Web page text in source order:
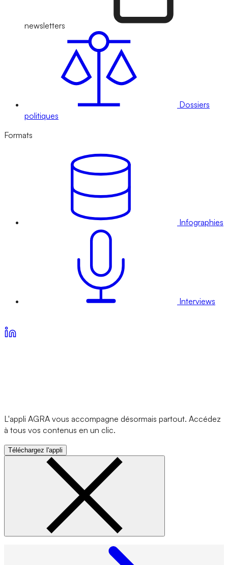
newsletters
Dossiers
politiques
Formats
Infographies
Interviews
L'appli AGRA vous accompagne désormais partout. Accédez
à tous vos contenus en un clic.
Téléchargez l'appli